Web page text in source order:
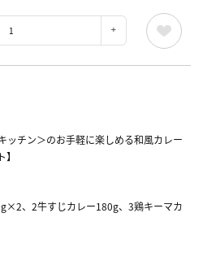
ッチン＞のお手軽に楽しめる和風カレー
、2牛すじカレー180g、3鶏キーマカ